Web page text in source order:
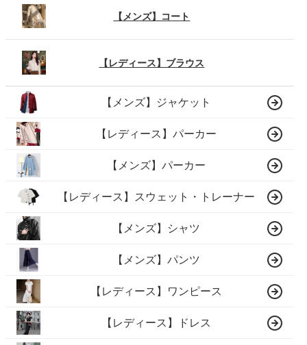
【メンズ】コート
【レディース】ブラウス
【メンズ】ジャケット
【レディース】パーカー
【メンズ】パーカー
【レディース】スウェット・トレーナー
【メンズ】シャツ
【メンズ】パンツ
【レディース】ワンピース
【レディース】ドレス